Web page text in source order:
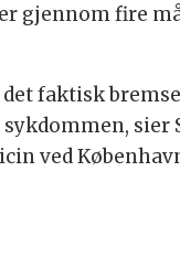
gjennom fire
faktisk
sier
ved